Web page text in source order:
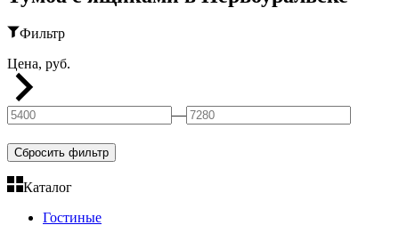
Фильтр
Цена, руб.
—
Сбросить фильтр
Каталог
Гостиные